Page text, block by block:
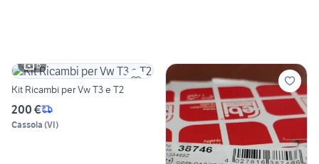
6
Kit Ricambi per Vw T3 e T2
200 €
Cassola (VI)